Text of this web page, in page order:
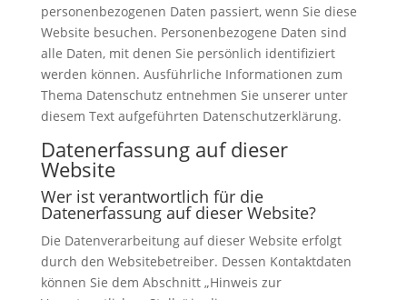
personenbezogenen Daten passiert, wenn Sie diese
Website besuchen. Personenbezogene Daten sind
alle Daten, mit denen Sie persönlich identifiziert
werden können. Ausführliche Informationen zum
Thema Datenschutz entnehmen Sie unserer unter
diesem Text aufgeführten Datenschutzerklärung.
Datenerfassung auf dieser
Website
Wer ist verantwortlich für die
Datenerfassung auf dieser Website?
Die Datenverarbeitung auf dieser Website erfolgt
durch den Websitebetreiber. Dessen Kontaktdaten
können Sie dem Abschnitt „Hinweis zur